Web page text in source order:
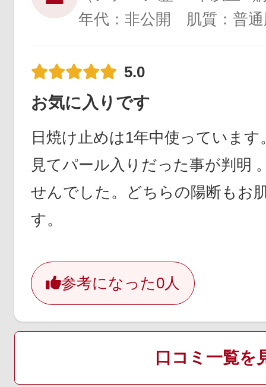
年代：非公開 肌質：普
5.0
お気に入りです
日焼け止めは1年中使っていま
見てパール入りだった事が判明
せんでした。どちらの陽断もお
す。
参考になった0人
口コミ一覧を